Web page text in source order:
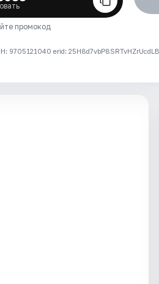
промокод
erid: 25H8d7vbP8SRTvHZrUcdLB